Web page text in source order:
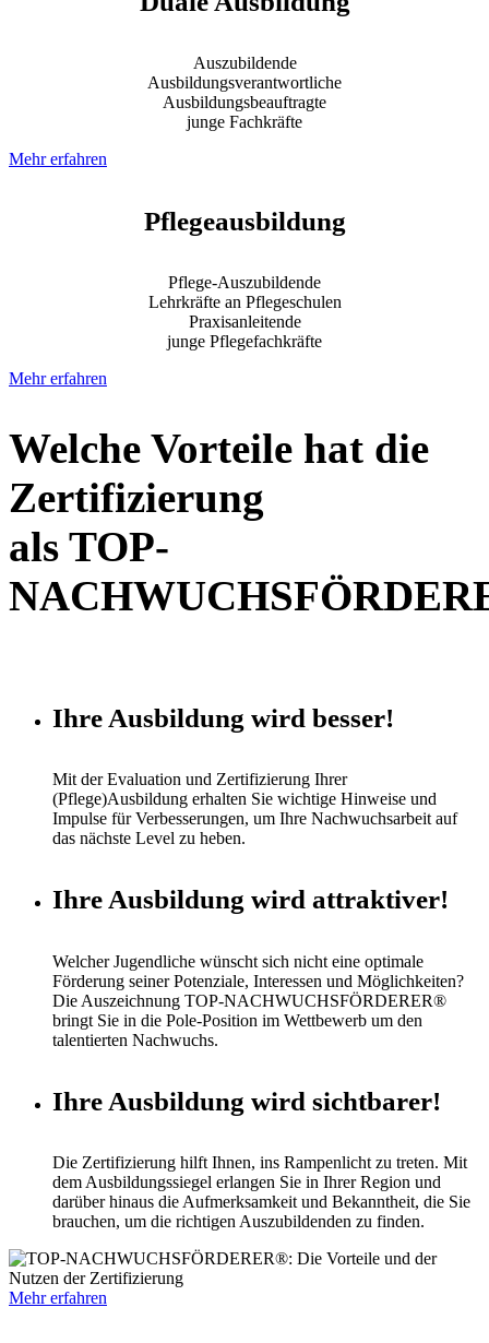
Auszubildende
Ausbildungsverantwortliche
Ausbildungsbeauftragte
junge Fachkräfte
Mehr erfahren
Pflegeausbildung
Pflege-Auszubildende
Lehrkräfte an Pflegeschulen
Praxisanleitende
junge Pflegefachkräfte
Mehr erfahren
Welche Vorteile hat die
Zertifizierung
als TOP-
Ihre Ausbildung wird besser!
Mit der Evaluation und Zertifizierung Ihrer
(Pflege)Ausbildung erhalten Sie wichtige Hinweise und
Impulse für Verbesserungen, um Ihre Nachwuchsarbeit auf
das nächste Level zu heben.
Ihre Ausbildung wird attraktiver!
Welcher Jugendliche wünscht sich nicht eine optimale
Förderung seiner Potenziale, Interessen und Möglichkeiten?
Die Auszeichnung TOP-NACHWUCHSFÖRDERER®
bringt Sie in die Pole-Position im Wettbewerb um den
talentierten Nachwuchs.
Ihre Ausbildung wird sichtbarer!
Die Zertifizierung hilft Ihnen, ins Rampenlicht zu treten. Mit
dem Ausbildungssiegel erlangen Sie in Ihrer Region und
darüber hinaus die Aufmerksamkeit und Bekanntheit, die Sie
brauchen, um die richtigen Auszubildenden zu finden.
Mehr erfahren